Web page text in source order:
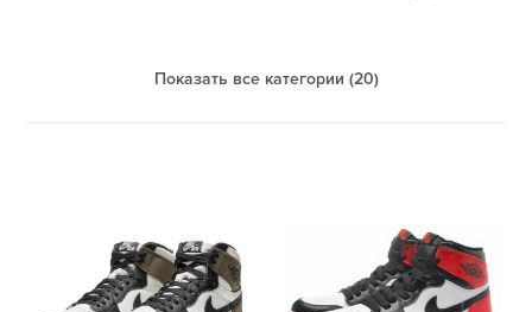
Показать все категории (20)